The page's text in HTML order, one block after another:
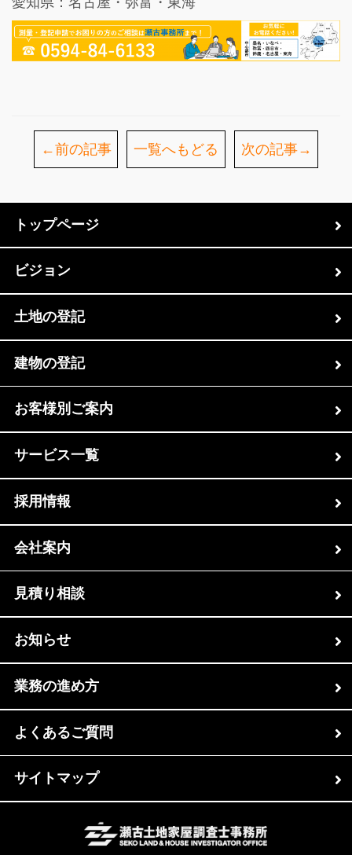
←前の記事 一覧へもどる 次の記事→
トップページ
ビジョン
土地の登記
建物の登記
お客様別ご案内
サービス一覧
採用情報
会社案内
見積り相談
お知らせ
業務の進め方
よくあるご質問
サイトマップ